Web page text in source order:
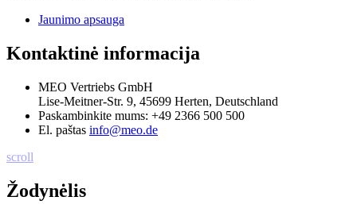
Jaunimo apsauga
Kontaktinė informacija
MEO Vertriebs GmbH
Lise-Meitner-Str. 9, 45699 Herten, Deutschland
Paskambinkite mums: +49 2366 500 500
El. paštas info@meo.de
scroll
Žodynėlis